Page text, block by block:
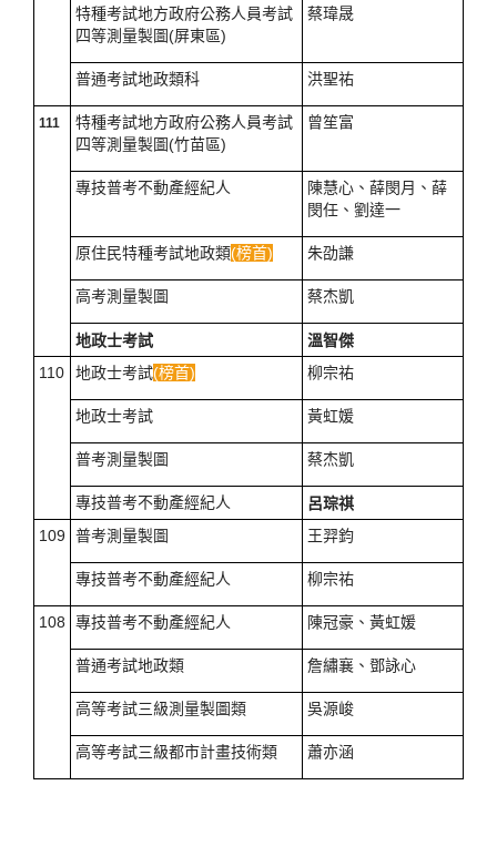
特種考試地方政府公務人員考試
四等測量製圖(屏東區)
蔡瑋晟
普通考試地政類科 洪聖祐
111
特種考試地方政府公務人員考試
四等測量製圖(竹苗區)
曾笙富
專技普考不動產經紀人 陳慧心、 薛閔月 、 薛
閔任、 劉達一
原住民特種考試地政類(榜首) 朱劭謙
高考測量製圖 蔡杰凱
地政士考試
溫智傑
110
地政士考試(榜首) 柳宗祐
地政士考試 黃虹媛
普考測量製圖 蔡杰凱
專技普考不動產經紀人
呂琮祺
109
普考測量製圖 王羿鈞
專技普考不動產經紀人 柳宗祐
108 專技普考不動產經紀人 陳冠豪、黃虹媛
普通考試地政類 詹繡襄、鄧詠心
高等考試三級測量製圖類 吳源峻
高等考試三級都市計畫技術類 蕭亦涵